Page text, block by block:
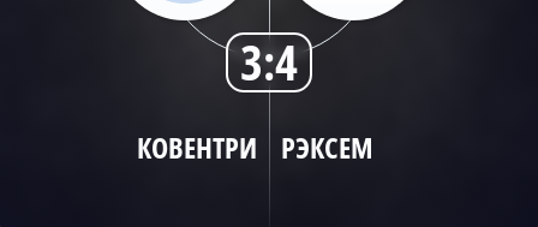
КОВЕНТРИ РЭКСЕМ
3:4
Поиск по сайту
О сайте